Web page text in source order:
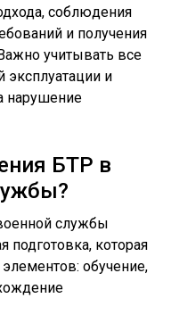
соблюдения
и получения
учитывать все
эксплуатации и
нарушение
БТР в
службы
подготовка, которая
обучение,